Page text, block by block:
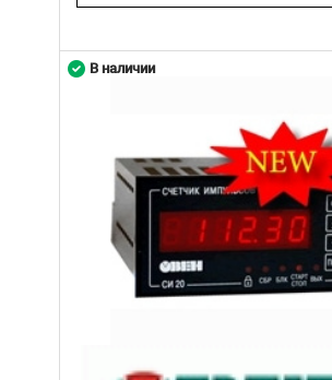
В наличии